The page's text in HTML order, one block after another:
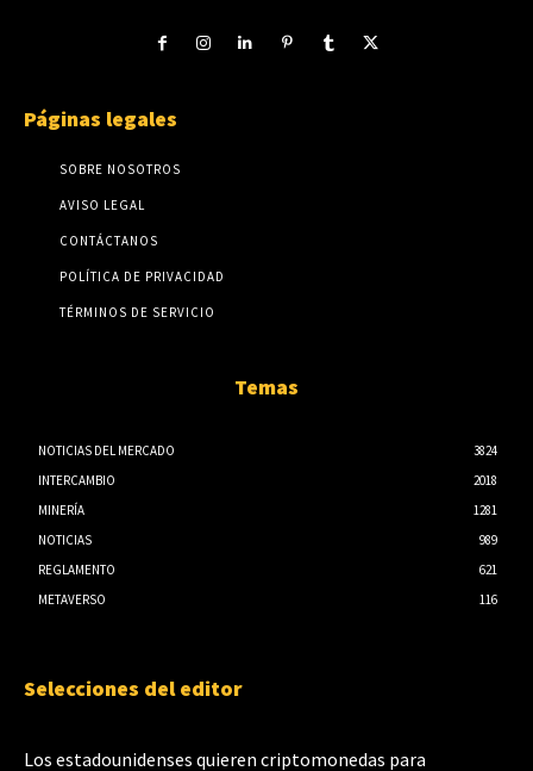
Páginas legales
SOBRE NOSOTROS
AVISO LEGAL
CONTÁCTANOS
POLÍTICA DE PRIVACIDAD
TÉRMINOS DE SERVICIO
Temas
NOTICIAS DEL MERCADO
3824
INTERCAMBIO
2018
MINERÍA
1281
NOTICIAS
989
REGLAMENTO
621
METAVERSO
116
Selecciones del editor
Los estadounidenses quieren criptomonedas para